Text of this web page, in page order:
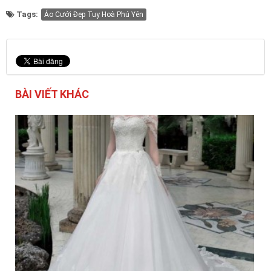
Tags: Áo Cưới Đẹp Tuy Hoà Phú Yên
BÀI VIẾT KHÁC